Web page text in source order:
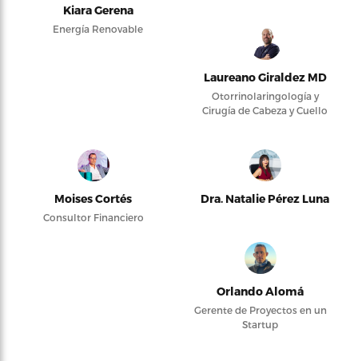
Kiara Gerena
Energía Renovable
Laureano Giraldez MD
Otorrinolaringología y
Cirugía de Cabeza y Cuello
Moises Cortés
Consultor Financiero
Dra. Natalie Pérez Luna
Orlando Alomá
Gerente de Proyectos en un
Startup